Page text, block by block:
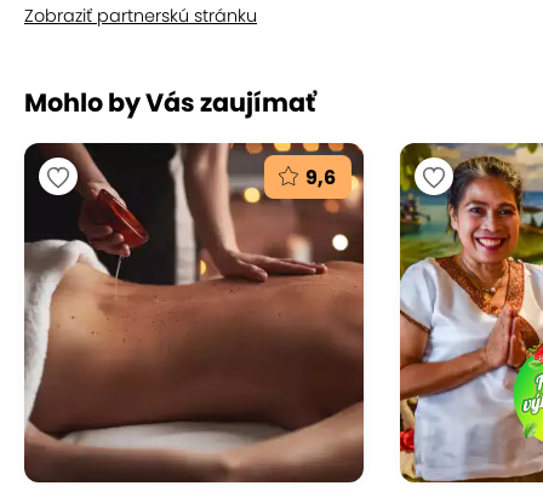
Zobraziť partnerskú stránku
Mohlo by Vás zaujímať
9,6